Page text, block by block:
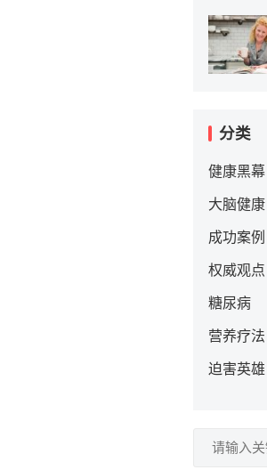
分类
健康黑幕
大脑健康
成功案例
权威观点
糖尿病
营养疗法
迫害英雄